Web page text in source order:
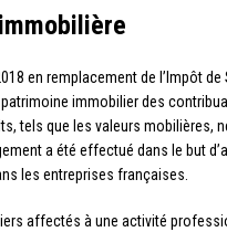
en remplacement de l’Impôt
immobilier des
tels que les valeurs mobilières,
a été effectué dans le but
les entreprises françaises.
affectés à une activité